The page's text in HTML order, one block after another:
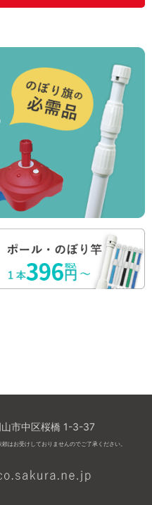
市中区桜橋 1-3-37
はお受けしておりませんのでご了承ください。